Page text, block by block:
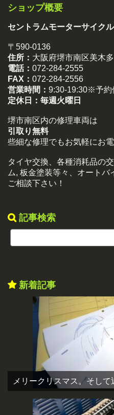
ショップ概要
セントラムモーターサイクル
〒590-0136
住所： 大阪府堺市南区美木
電話： 072-284-2555
FAX： 072-284-2556
営業時間： 9:30-19:30※予約
定休日： 毎週火曜日
堺市南区内の修理車両は
引取り無料
些細な修理でもお気軽にお
タイヤ交換、各種消耗品の
ム, 板金塗装等々、オート
ご相談下さい！
記事検索
新着記事
メリークリスマス。そして